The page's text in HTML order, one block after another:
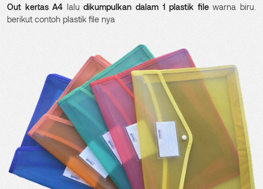
Out kertas A4 laludikumpulkan dalam 1 plastik filewarna biru.
berikut contoh plastik file nya